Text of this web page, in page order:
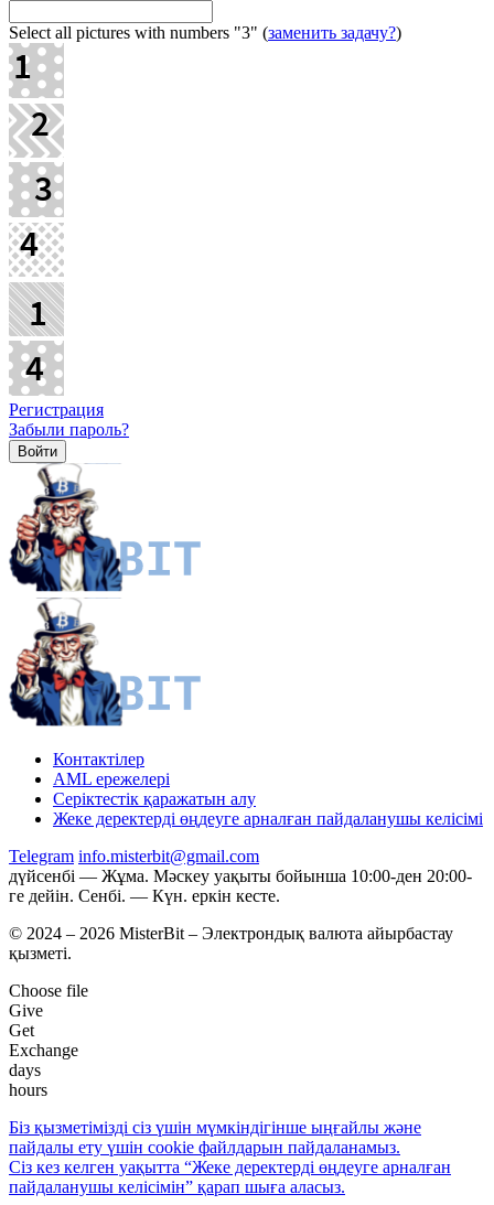
Select all pictures with numbers "3" (заменить задачу?)
Регистрация
Забыли пароль?
Контактілер
AML ережелері
Серіктестік қаражатын алу
Жеке деректерді өңдеуге арналған пайдаланушы келісімі
Telegram info.misterbit@gmail.com
дүйсенбі — Жұма. Мәскеу уақыты бойынша 10:00-ден 20:00-
ге дейін. Сенбі. — Күн. еркін кесте.
© 2024 – 2026 MisterBit – Электрондық валюта айырбастау
қызметі.
Choose file
Give
Get
Exchange
days
hours
Біз қызметімізді сіз үшін мүмкіндігінше ыңғайлы және
пайдалы ету үшін coоkie файлдарын пайдаланамыз.
Сіз кез келген уақытта “Жеке деректерді өңдеуге арналған
пайдаланушы келісімін” қарап шыға аласыз.